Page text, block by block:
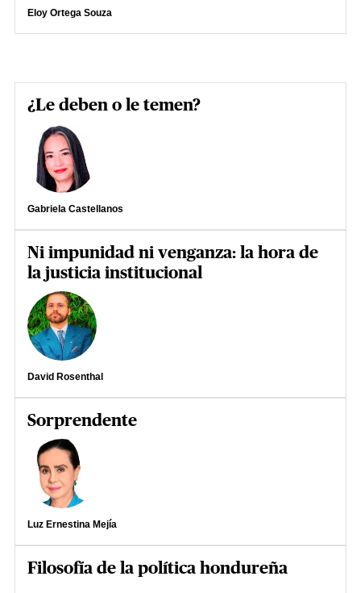
Eloy Ortega Souza
¿Le deben o le temen?
Gabriela Castellanos
Ni impunidad ni venganza: la hora de
la justicia institucional
David Rosenthal
Sorprendente
Luz Ernestina Mejía
Filosofía de la política hondureña